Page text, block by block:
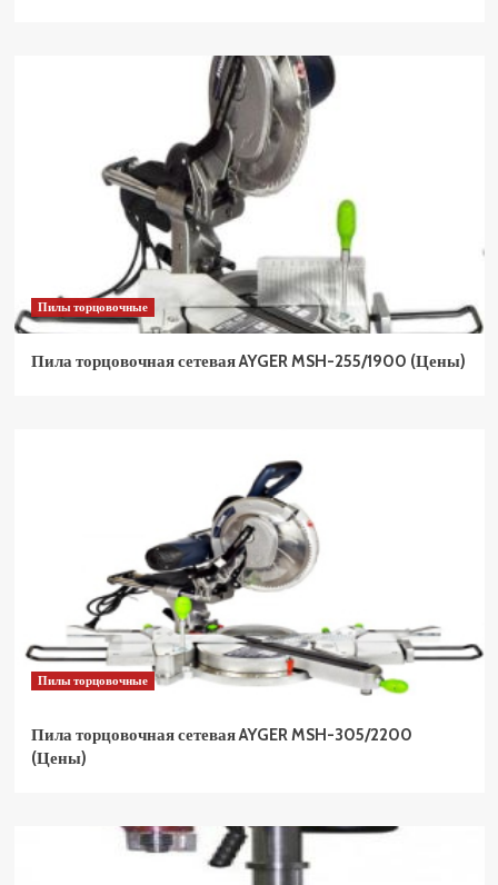
Пилы торцовочные
Пила торцовочная сетевая AYGER MSH-255/1900 (Цены)
Пилы торцовочные
Пила торцовочная сетевая AYGER MSH-305/2200
(Цены)